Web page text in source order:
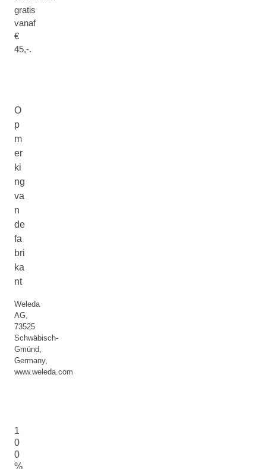
gratis
vanaf
€
45,-.
O
p
m
er
ki
ng
va
n
de
fa
bri
ka
nt
Weleda
AG,
73525
Schwäbisch-
Gmünd,
Germany,
www.weleda.com
1
0
0
%